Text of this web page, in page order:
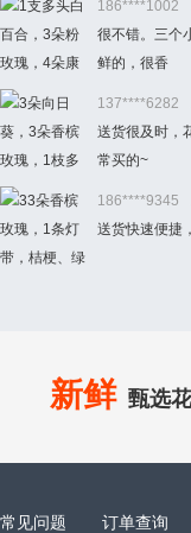
186****1002
很不错。三个
鲜的，很香
137****6282
送货很及时，
常买的~
186****9345
送货快速便捷
新鲜 甄选
常见问题 订单查询